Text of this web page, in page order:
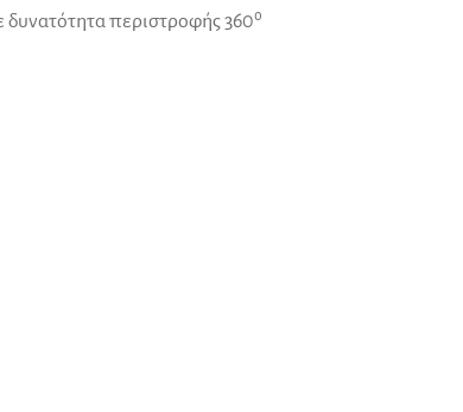
περιστροφής 360⁰